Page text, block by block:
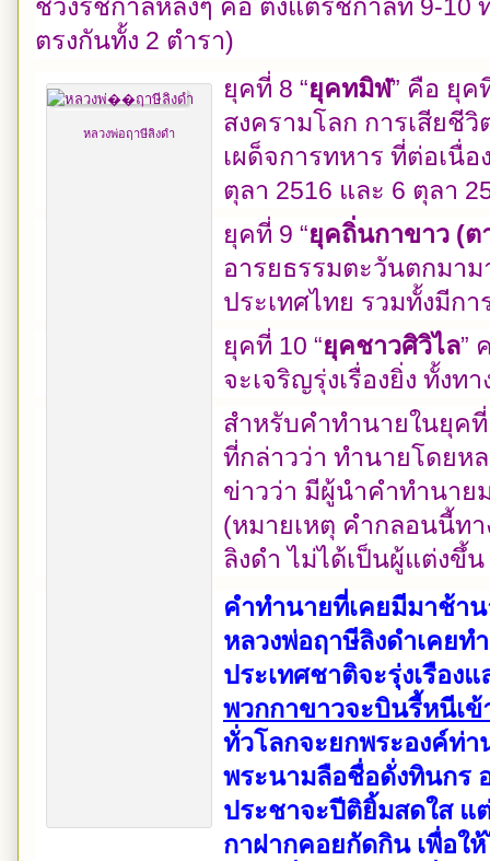
ช่วงรัชกาลหลังๆ คือ ตั้งแต่รัชกาลที่ 9-10
ตรงกันทั้ง 2 ตำรา)
หลวงพ่อฤาษีลิงดำ
ยุคที่ 8 “ยุคทมิฬ” คือ ยุค
สงครามโลก การเสียชี
เผด็จการทหาร ที่ต่อเนื่
ตุลา 2516 และ 6 ตุลา
ยุคที่ 9 “ยุคถิ่นกาขาว (ต
อารยธรรมตะวันตกมา
ประเทศไทย รวมทั้งมีก
ยุคที่ 10 “ยุคชาวศิวิไล”
จะเจริญรุ่งเรื่องยิ่ง ทั้งท
สำหรับคำทำนายในยุค
ที่กล่าวว่า ทำนายโดยห
ข่าวว่า มีผู้นำคำทำนาย
(หมายเหตุ คำกลอนนี้ท
ลิงดำ ไม่ได้เป็นผู้แต่งขึ้
คำทำนายที่เคยมีมาช้าน
หลวงพ่อฤาษีลิงดำเคยท
ประเทศชาติจะรุ่งเรือง
พวกกาขาวจะบินรี้หนีเ
ทั่วโลกจะยกพระองค์ท่
พระนามลือชื่อดั่งทินกร
ประชาจะปีติยิ้มสดใส
กาฝากคอยกัดกิน เพื่อใ